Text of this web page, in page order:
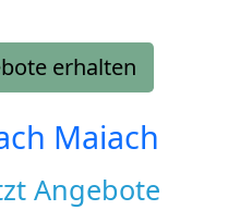
erhalten
Maiach
Angebote